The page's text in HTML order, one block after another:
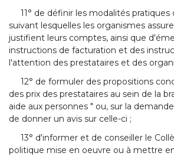
11° de définir les modalités
suivant lesquelles les organismes
justifient leurs comptes, ainsi que
instructions de facturation et des
l'attention des prestataires et des
12° de formuler des propositions
des prix des prestataires au sein de la
aide aux personnes " ou, sur la
de donner un avis sur celle-ci ;
13° d'informer et de conseiller le
politique mise en oeuvre ou à mettre